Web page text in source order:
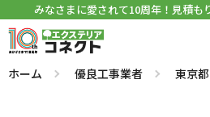
みなさまに愛されて10周年！見積も
ホーム 優良工事業者 東京都